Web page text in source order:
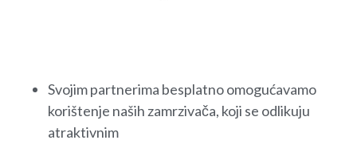
Svojim partnerima besplatno omogućavamo
korištenje naših zamrzivača, koji se odlikuju
atraktivnim